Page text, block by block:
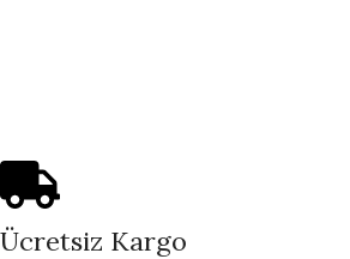
Ücretsiz Kargo